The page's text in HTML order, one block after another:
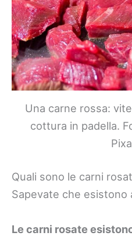
Una carne rossa:
cottura in padella.
Quali sono le carni
Sapevate che esistono
Le carni rosate